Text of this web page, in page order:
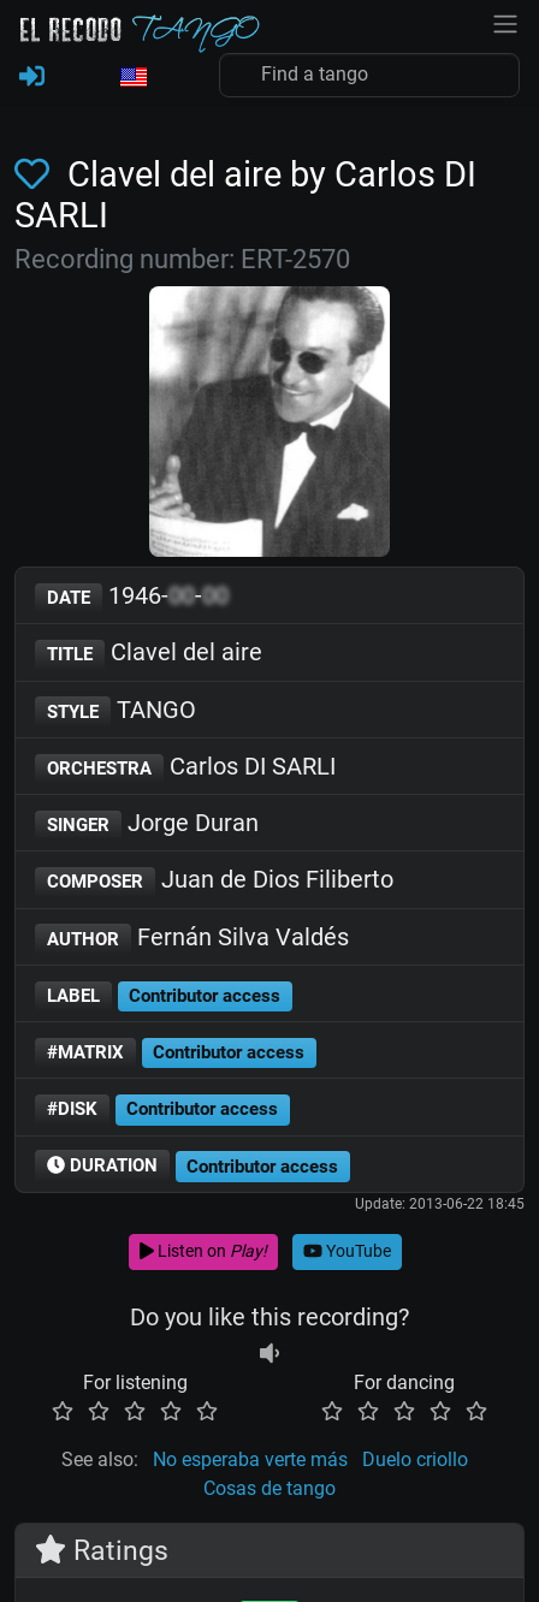
Clavel del aire by Carlos DI
SARLI
Recording number: ERT-2570
DATE 1946-00-00
TITLE Clavel del aire
STYLE TANGO
ORCHESTRA Carlos DI SARLI
SINGER Jorge Duran
COMPOSER Juan de Dios Filiberto
AUTHOR Fernán Silva Valdés
LABEL Contributor access
#MATRIX Contributor access
#DISK Contributor access
DURATION Contributor access
Update: 2013-06-22 18:45
Listen on Play! YouTube
Do you like this recording?
For listening For dancing
See also: No esperaba verte más
Duelo criollo
Cosas de tango
Ratings